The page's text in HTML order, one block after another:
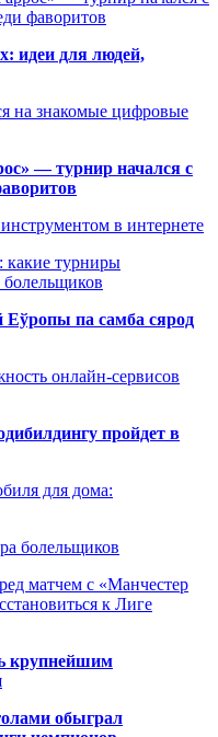
фаворитов
идеи для людей,
на знакомые цифровые
— турнир начался с
в интернете
какие турниры
Еўропы па самба сярод
онлайн-сервисов
пройдет в
для дома:
болельщиков
матчем с «Манчестер
к Лиге
крупнейшим
обыграл